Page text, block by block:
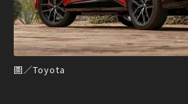
圖／Toyota